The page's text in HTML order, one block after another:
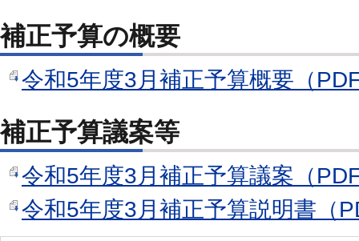
補正予算の概要
令和5年度3月補正予算概要（
補正予算議案等
令和5年度3月補正予算議案（
令和5年度3月補正予算説明書（